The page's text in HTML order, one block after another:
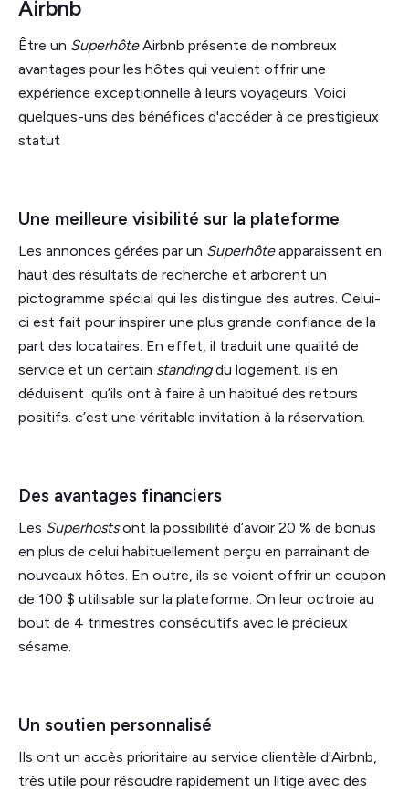
Airbnb
Être un SuperhôteAirbnb présente de nombreux
avantages pour les hôtes qui veulent offrir une
expérience exceptionnelle à leurs voyageurs. Voici
quelques-uns des bénéfices d'accéder à ce prestigieux
statut
Une meilleure visibilité sur la plateforme
Les annonces gérées par un Superhôteapparaissent en
haut des résultats de recherche et arborent un
pictogramme spécial qui les distingue des autres. Celui-
ci est fait pour inspirer une plus grande confiance de la
part des locataires. En effet, il traduit une qualité de
service et un certain standingdu logement. ils en
déduisent qu’ils ont à faire à un habitué des retours
positifs. c’est une véritable invitation à la réservation.
Des avantages financiers
Les Superhostsont la possibilité d’avoir 20 % de bonus
en plus de celui habituellement perçu en parrainant de
nouveaux hôtes. En outre, ils se voient offrir un coupon
de 100 $ utilisable sur la plateforme. On leur octroie au
bout de 4 trimestres consécutifs avec le précieux
sésame.
Un soutien personnalisé
Ils ont un accès prioritaire au service clientèle d'Airbnb,
très utile pour résoudre rapidement un litige avec des